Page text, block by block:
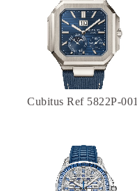
Cubitus Ref 5822P-001